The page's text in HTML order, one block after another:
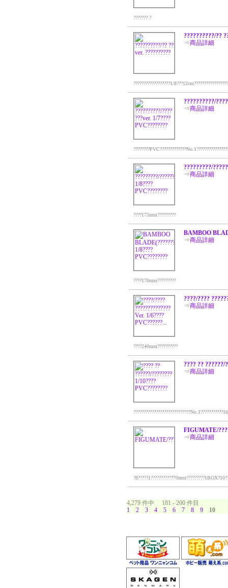
??????? ?
??????????/??
⇒商品詳細
??????????????????1/
??????????/
⇒商品詳細
?????????/
⇒商品詳細
????175mm?????????
BAMBOO
⇒商品詳細
????170mm?????????
????/????
⇒商品詳細
????240mm??????????
???? ?? ??????/
⇒商品詳細
FIGUMATE/
⇒商品詳細
4,279 件中 181 - 200 件目
1
2 3 4 5 6 7 8 9 10